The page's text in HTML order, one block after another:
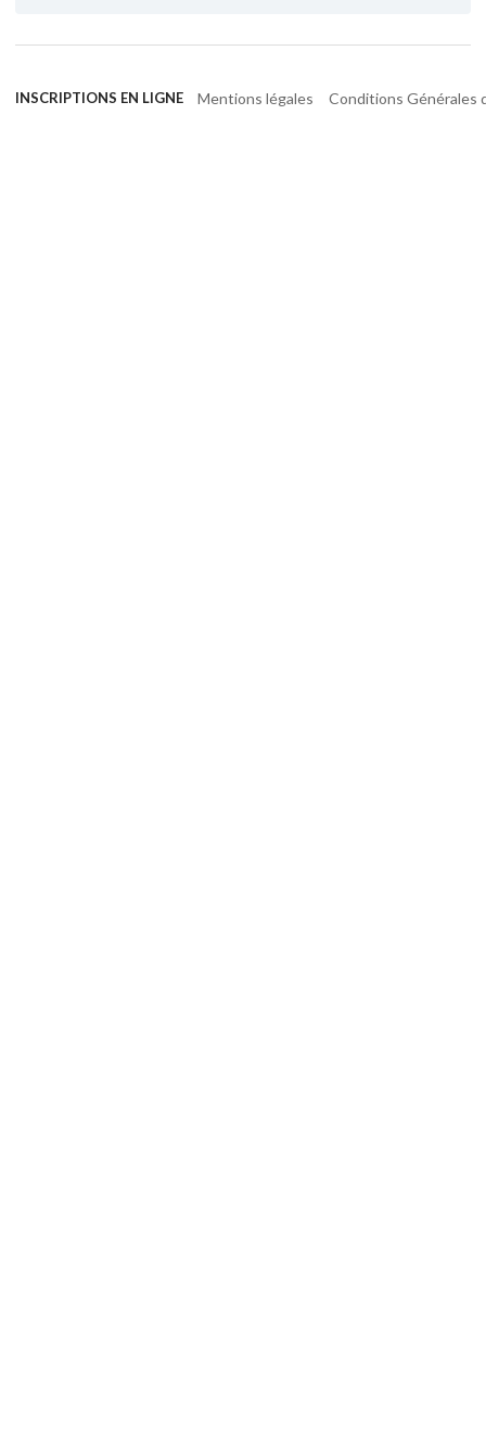
INSCRIPTIONS EN LIGNE Mentions légales Conditions Générales